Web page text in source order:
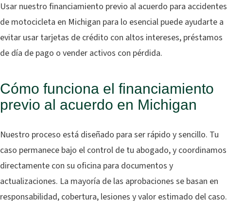
Usar nuestro financiamiento previo al acuerdo para accidentes
de motocicleta en Michigan para lo esencial puede ayudarte a
evitar usar tarjetas de crédito con altos intereses, préstamos
de día de pago o vender activos con pérdida.
Cómo funciona el financiamiento
previo al acuerdo en Michigan
Nuestro proceso está diseñado para ser rápido y sencillo. Tu
caso permanece bajo el control de tu abogado, y coordinamos
directamente con su oficina para documentos y
actualizaciones. La mayoría de las aprobaciones se basan en
responsabilidad, cobertura, lesiones y valor estimado del caso.